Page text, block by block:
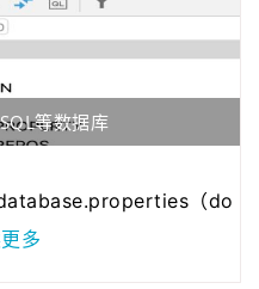
等数据库
（do
多